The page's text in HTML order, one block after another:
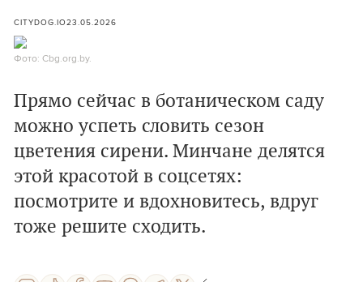
CITYDOG.IO23.05.2026
Фото: Cbg.org.by.
Прямо сейчас в ботаническом саду
можно успеть словить сезон
цветения сирени. Минчане делятся
этой красотой в соцсетях:
посмотрите и вдохновитесь, вдруг
тоже решите сходить.